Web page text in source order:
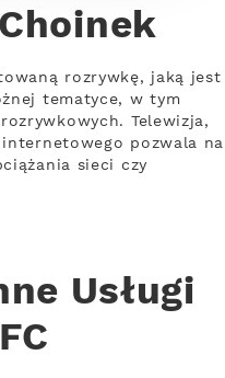
rozrywkę, jaką jest
tematyce, w tym
Telewizja,
internetowego pozwala na
sieci czy
Usługi